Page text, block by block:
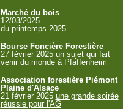
Marché du bois
12/03/2025
du printemps 2025
Bourse Foncière Forestière
27 février 2025 un sujet qui fait
venir du monde à Pfaffenheim
Association forestière Piémont
Plaine d'Alsace
21 février 2025 une grande soirée
réussie pour l'AG